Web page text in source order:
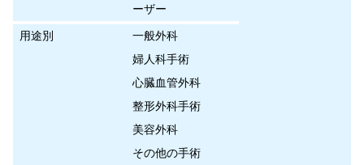
ーザー
用途別
一般外科
婦人科手術
心臓血管外科
整形外科手術
美容外科
その他の手術